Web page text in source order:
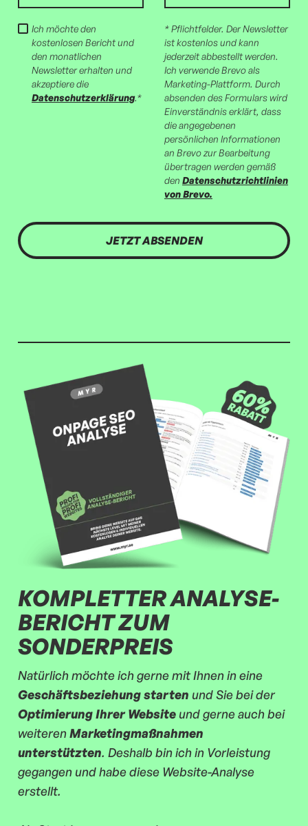
Ich möchte den
kostenlosen Bericht und
den monatlichen
Newsletter erhalten und
akzeptiere die
Datenschutzerklärung.*
* Pflichtfelder. Der Newsletter
ist kostenlos und kann
jederzeit abbestellt werden.
Ich verwende Brevo als
Marketing-Plattform. Durch
absenden des Formulars wird
Einverständnis erklärt, dass
die angegebenen
persönlichen Informationen
an Brevo zur Bearbeitung
übertragen werden gemäß
den Datenschutzrichtlinien
von Brevo.
KOMPLETTER ANALYSE-
BERICHT ZUM
SONDERPREIS
Natürlich möchte ich gerne mit Ihnen in eine
Geschäftsbeziehung starten und Sie bei der
Optimierung Ihrer Website und gerne auch bei
weiterenMarketingmaßnahmen
unterstützten. Deshalb bin ich in Vorleistung
gegangen und habe diese Website-Analyse
erstellt.